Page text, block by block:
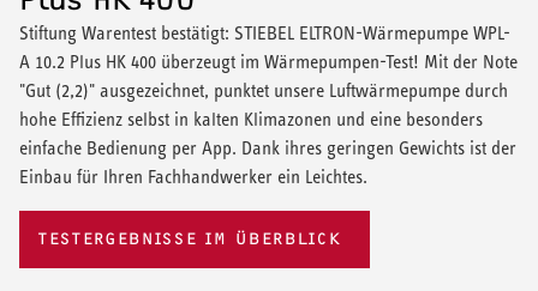
Stiftung Warentest bestätigt: STIEBEL ELTRON-Wärmepumpe WPL-
A 10.2 Plus HK 400 überzeugt im Wärmepumpen-Test! Mit der Note
"Gut (2,2)" ausgezeichnet, punktet unsere Luftwärmepumpe durch
hohe Effizienz selbst in kalten Klimazonen und eine besonders
einfache Bedienung per App. Dank ihres geringen Gewichts ist der
Einbau für Ihren Fachhandwerker ein Leichtes.
TESTERGEBNISSE IM ÜBERBLICK